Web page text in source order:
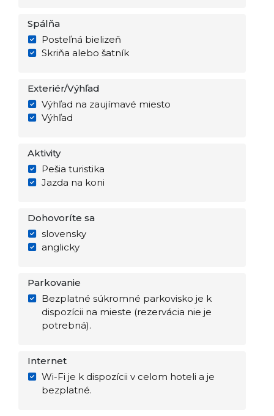
Spálňa
Posteľná bielizeň
Skriňa alebo šatník
Exteriér/Výhľad
Výhľad na zaujímavé miesto
Výhľad
Aktivity
Pešia turistika
Jazda na koni
Dohovoríte sa
slovensky
anglicky
Parkovanie
Bezplatné súkromné parkovisko je k
dispozícii na mieste (rezervácia nie je
potrebná).
Internet
Wi-Fi je k dispozícii v celom hoteli a je
bezplatné.